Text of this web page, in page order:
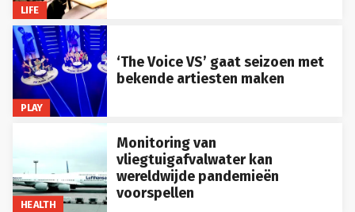
LIFE
PLAY
‘The Voice VS’ gaat seizoen met
bekende artiesten maken
HEALTH
Monitoring van
vliegtuigafvalwater kan
wereldwijde pandemieën
voorspellen